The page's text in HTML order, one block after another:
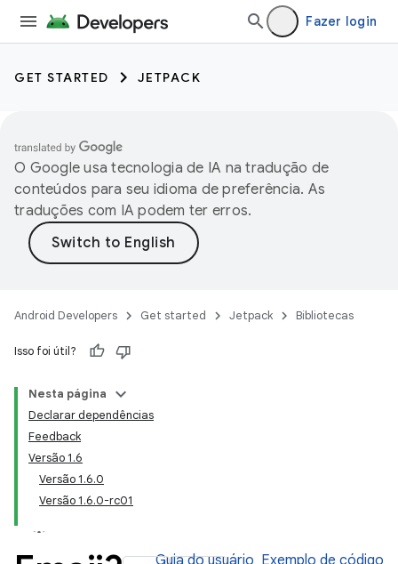
Fazer login
GET STARTED JETPACK
O Google usa tecnologia de IA na tradução de
conteúdos para seu idioma de preferência. As
traduções com IA podem ter erros.
Android Developers Get started Jetpack Bibliotecas
Isso foi útil?
Nesta página
Declarar dependências
Feedback
Versão 1.6
Versão 1.6.0
Versão 1.6.0-rc01
Guia do usuário Exemplo de código